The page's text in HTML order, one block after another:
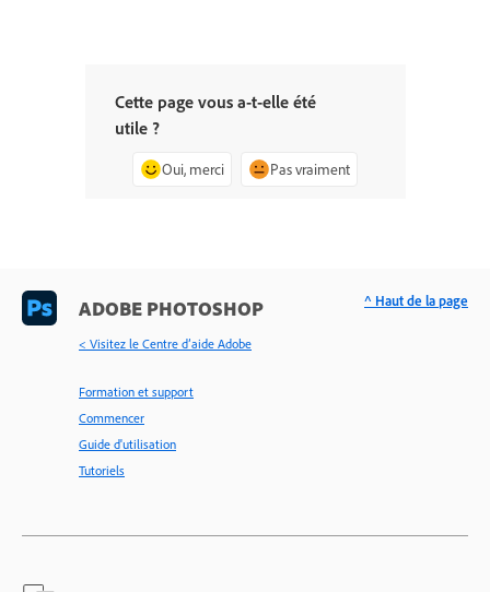
Cette page vous a-t-elle été
utile ?
Oui, merci Pas vraiment
ADOBE PHOTOSHOP
< Visitez le Centre d’aide Adobe
Formation et support
Commencer
Guide d'utilisation
Tutoriels
^ Haut de la page